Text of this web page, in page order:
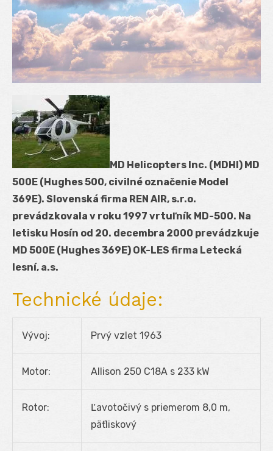
MD Helicopters Inc. (MDHI) MD
500E (Hughes 500, civilné označenie Model
369E). Slovenská firma REN AIR, s.r.o.
prevádzkovala v roku 1997 vrtuľník MD-500. Na
letisku Hosín od 20. decembra 2000 prevádzkuje
MD 500E (Hughes 369E) OK-LES firma Letecká
lesní, a.s.
Technické údaje:
Vývoj: Prvý vzlet 1963
Motor: Allison 250 C18A s 233 kW
Rotor:
Ľavotočivý s priemerom 8,0 m,
päťliskový